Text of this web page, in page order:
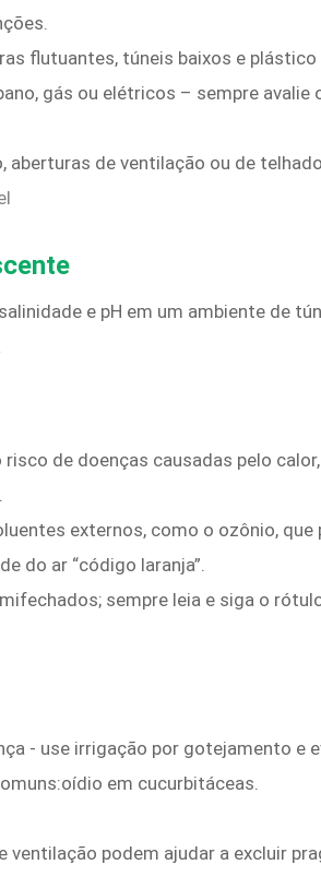
flutuantes, túneis baixos e plástico
gás ou elétricos – sempre
de ventilação ou de
e pH em um ambiente de
de doenças causadas pelo
externos, como o ozônio,
do ar “código laranja”.
sempre leia e siga o
- use irrigação por gotejamento e
em cucurbitáceas.
podem ajudar a excluir